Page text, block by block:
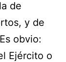
de
y de
obvio:
Ejército o